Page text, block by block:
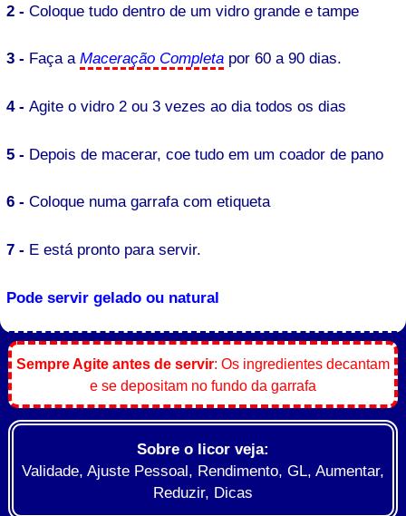
2 -Coloque tudo dentro de um vidro grande e tampe
3 - Faça aMaceração Completa por 60 a 90 dias.
4 -Agite o vidro 2 ou 3 vezes ao dia todos os dias
5 - Depois de macerar, coe tudo em um coador de pano
6 -Coloque numa garrafa com etiqueta
7 - E está pronto para servir.
Pode servir gelado ou natural
Sempre Agite antes de servir: Os ingredientes decantam
e se depositam no fundo da garrafa
Sobre o licor veja:
Validade, Ajuste Pessoal, Rendimento, GL, Aumentar,
Reduzir, Dicas